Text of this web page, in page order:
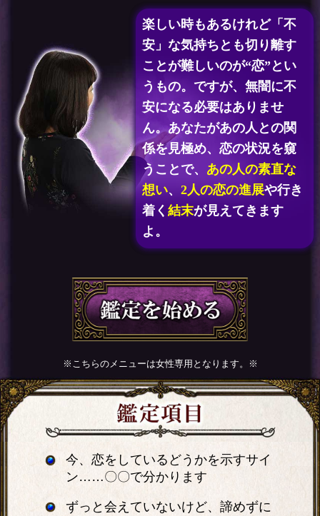
楽しい時もあるけれど「不
安」な気持ちとも切り離す
ことが難しいのが“恋”とい
うもの。ですが、無闇に不
安になる必要はありませ
ん。あなたがあの人との関
係を見極め、恋の状況を窺
うことで、 あの人の素直な
想い、2人の恋の進展や行き
着く結末が見えてきます
よ。
※こちらのメニューは女性専用となります。※
今、恋をしているどうかを示すサイ
ン……〇〇で分かります
ずっと会えていないけど、諦めずに